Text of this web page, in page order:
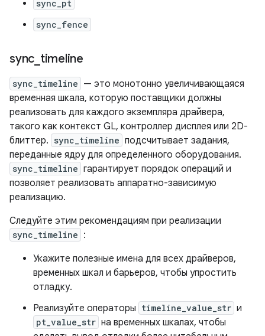
sync_pt
sync_fence
sync timeline
sync_timeline — это монотонно увеличивающаяся
временная шкала, которую поставщики должны
реализовать для каждого экземпляра драйвера,
такого как контекст GL, контроллер дисплея или 2D-
блиттер. sync_timeline подсчитывает задания,
переданные ядру для определенного оборудования.
sync_timeline гарантирует порядок операций и
позволяет реализовать аппаратно-зависимую
реализацию.
Следуйте этим рекомендациям при реализации
sync_timeline :
Укажите полезные имена для всех драйверов,
временных шкал и барьеров, чтобы упростить
отладку.
Реализуйте операторы timeline_value_str и
pt_value_str на временных шкалах, чтобы